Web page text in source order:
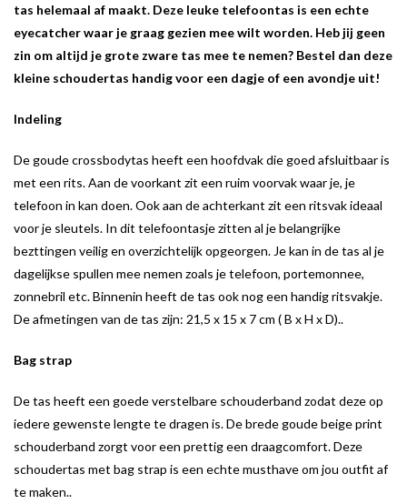
tas helemaal af maakt. Deze leuke telefoontas is een echte
eyecatcher waar je graag gezien mee wilt worden. Heb jij geen
zin om altijd je grote zware tas mee te nemen? Bestel dan deze
kleine schoudertas handig voor een dagje of een avondje uit!
Indeling
De goude crossbodytas heeft een hoofdvak die goed afsluitbaar is
met een rits. Aan de voorkant zit een ruim voorvak waar je, je
telefoon in kan doen. Ook aan de achterkant zit een ritsvak ideaal
voor je sleutels. In dit telefoontasje zitten al je belangrijke
bezttingen veilig en overzichtelijk opgeorgen. Je kan in de tas al je
dagelijkse spullen mee nemen zoals je telefoon, portemonnee,
zonnebril etc. Binnenin heeft de tas ook nog een handig ritsvakje.
De afmetingen van de tas zijn: 21,5 x 15 x 7 cm ( B x H x D)..
Bag strap
De tas heeft een goede verstelbare schouderband zodat deze op
iedere gewenste lengte te dragen is. De brede goude beige print
schouderband zorgt voor een prettig een draagcomfort. Deze
schoudertas met bag strap is een echte musthave om jou outfit af
te maken..